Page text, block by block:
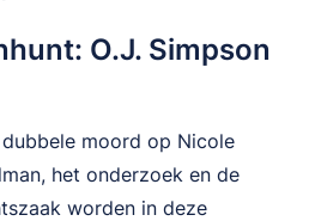
O.J. Simpson
moord op Nicole
het onderzoek en de
worden in deze